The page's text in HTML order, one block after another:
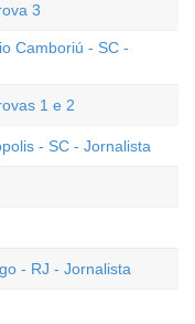
3
Camboriú - SC -
1 e 2
- SC - Jornalista
- RJ - Jornalista